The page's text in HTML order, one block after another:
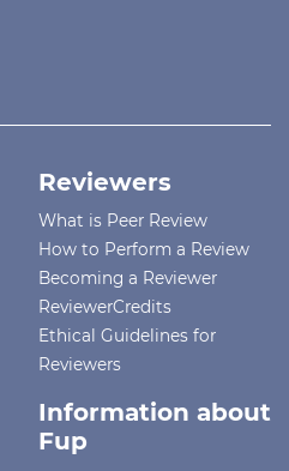
Reviewers
What is Peer Review
How to Perform a Review
Becoming a Reviewer
ReviewerCredits
Ethical Guidelines for
Reviewers
Information about
Fup